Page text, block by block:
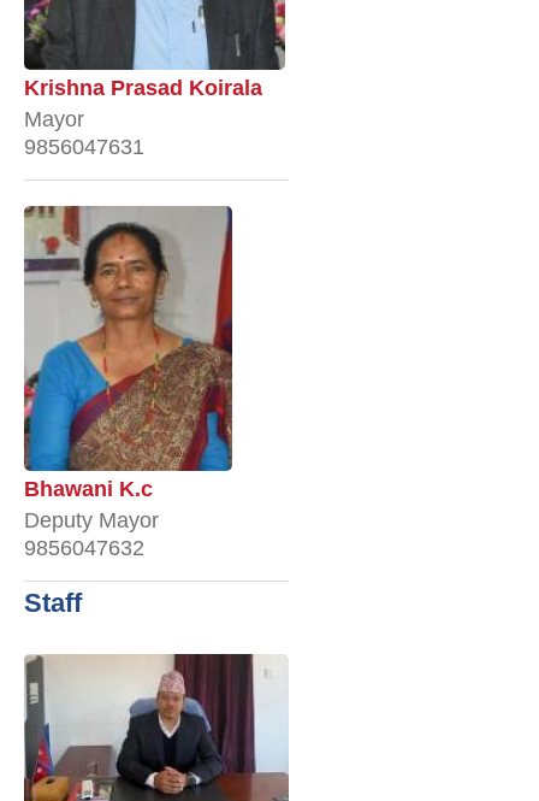
Krishna Prasad Koirala
Mayor
9856047631
Bhawani K.c
Deputy Mayor
9856047632
Staff